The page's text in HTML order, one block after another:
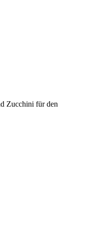
Zucchini für den